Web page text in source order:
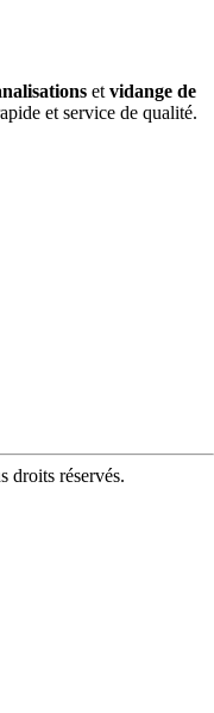
et vidange de
et service de qualité.
droits réservés.